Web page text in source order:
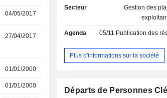
04/05/2017
27/04/2017 -
01/01/2000
01/01/2000 27/04/2017
travers le monde, en mettant
marchés émergents. La
dirigeants, employés et conseillers
environ 21% de la société,
actions restantes sont en flottant. Azimut Holding
produits financiers et d'assurance,
Secteur
Gestion des
Agenda 05/11 Publication des résultats
Plus d'informations sur la société
Départs de Personnes